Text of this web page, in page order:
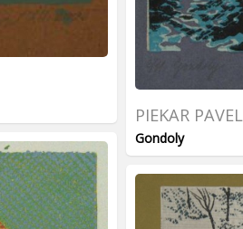
PIEKAR PAVEL
Gondoly